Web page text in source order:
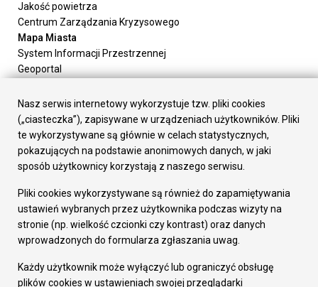
Jakość powietrza
Centrum Zarządzania Kryzysowego
Mapa Miasta
System Informacji Przestrzennej
Geoportal
Załatw sprawę
Prezydent Miasta
Rada Miasta
Wydziały
Elektroniczna Skrzynka Podawcza
Gospodarka
Fundusze europejskie
Środki krajowe
Oferty inwestycyjne
Pozostałe
Nasz serwis internetowy wykorzystuje tzw. pliki cookies
(„ciasteczka”), zapisywane w urządzeniach użytkowników. Pliki
te wykorzystywane są głównie w celach statystycznych,
pokazujących na podstawie anonimowych danych, w jaki
sposób użytkownicy korzystają z naszego serwisu.
Pliki cookies wykorzystywane są również do zapamiętywania
ustawień wybranych przez użytkownika podczas wizyty na
stronie (np. wielkość czcionki czy kontrast) oraz danych
wprowadzonych do formularza zgłaszania uwag.
Każdy użytkownik może wyłączyć lub ograniczyć obsługę
plików cookies w ustawieniach swojej przeglądarki